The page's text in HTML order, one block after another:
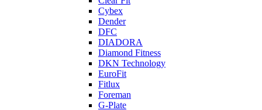
Cybex
Dender
DFC
DIADORA
Diamond Fitness
DKN Technology
EuroFit
Fitlux
Foreman
G-Plate